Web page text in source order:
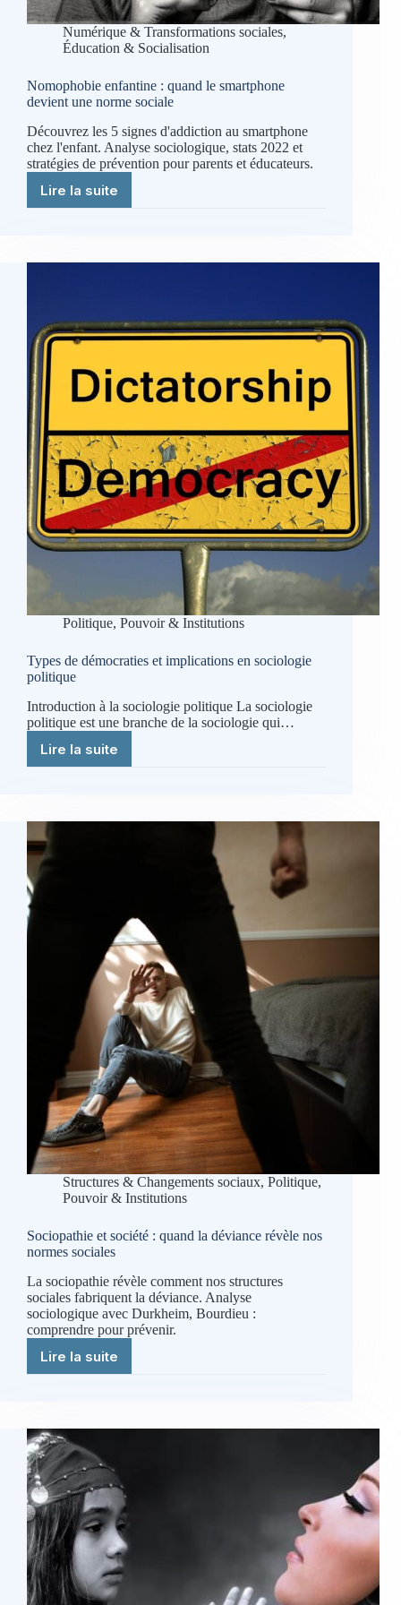
Numérique & Transformations sociales,
Éducation & Socialisation
Nomophobie enfantine : quand le smartphone
devient une norme sociale
Découvrez les 5 signes d'addiction au smartphone
chez l'enfant. Analyse sociologique, stats 2022 et
stratégies de prévention pour parents et éducateurs.
Lire la suiteNomophobie
le
norme
sociale
Politique, Pouvoir & Institutions
Types de démocraties et implications en sociologie
politique
Introduction à la sociologie politique La sociologie
politique est une branche de la sociologie qui…
Lire la suite
Types
implications
Structures & Changements sociaux, Politique,
Pouvoir & Institutions
Sociopathie et société : quand la déviance révèle nos
normes sociales
La sociopathie révèle comment nos structures
sociales fabriquent la déviance. Analyse
sociologique avec Durkheim, Bourdieu :
comprendre pour prévenir.
Lire la suite
Sociopathie
quand
la
déviance
révèle
nos
normes
sociales